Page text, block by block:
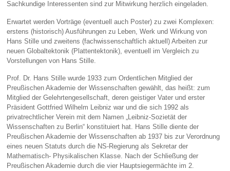
Sachkundige Interessenten sind zur Mitwirkung herzlich eingeladen.
Erwartet werden Vorträge (eventuell auch Poster) zu zwei Komplexen:
erstens (historisch) Ausführungen zu Leben, Werk und Wirkung von
Hans Stille und zweitens (fachwissenschaftlich aktuell) Arbeiten zur
neuen Globaltektonik (Plattentektonik), eventuell im Vergleich zu
Vorstellungen von Hans Stille.
Prof. Dr. Hans Stille wurde 1933 zum Ordentlichen Mitglied der
Preußischen Akademie der Wissenschaften gewählt, das heißt: zum
Mitglied der Gelehrtengesellschaft, deren geistiger Vater und erster
Präsident Gottfried Wilhelm Leibniz war und die sich 1992 als
privatrechtlicher Verein mit dem Namen „Leibniz-Sozietät der
Wissenschaften zu Berlin“ konstituiert hat. Hans Stille diente der
Preußischen Akademie der Wissenschaften ab 1937 bis zur Verordnung
eines neuen Statuts durch die NS-Regierung als Sekretar der
Mathematisch- Physikalischen Klasse. Nach der Schließung der
Preußischen Akademie durch die vier Hauptsiegermächte im 2.